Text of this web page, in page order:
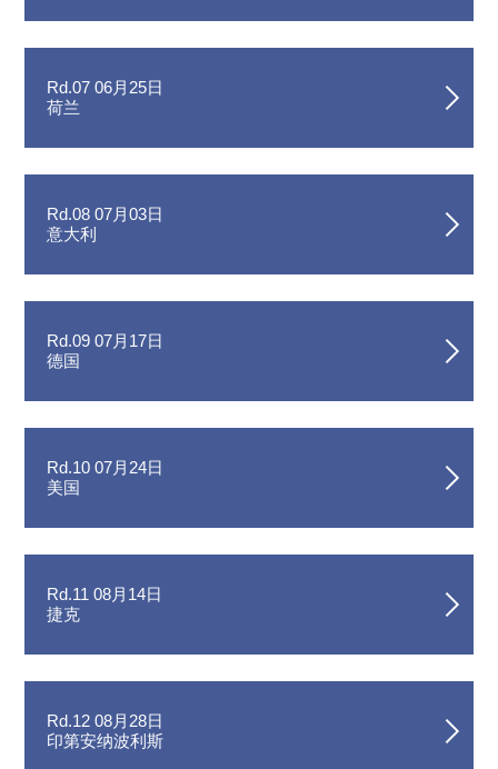
Rd.07 06月25日
荷兰
Rd.08 07月03日
意大利
Rd.09 07月17日
德国
Rd.10 07月24日
美国
Rd.11 08月14日
捷克
Rd.12 08月28日
印第安纳波利斯